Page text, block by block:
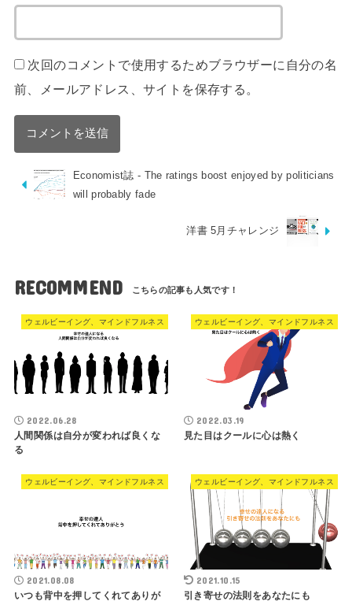
次回のコメントで使用するためブラウザーに自分の名
前、メールアドレス、サイトを保存する。
Economist誌 - The ratings boost enjoyed by politicians
will probably fade
洋書 5月チャレンジ
RECOMMEND
ウェルビーイング、マインドフルネス
2022.06.28
人間関係は自分が変われば良くな
る
ウェルビーイング、マインドフルネス
2022.03.19
見た目はクールに心は熱く
ウェルビーイング、マインドフルネス
2021.08.08
いつも背中を押してくれてありが
ウェルビーイング、マインドフルネス
2021.10.15
引き寄せの法則をあなたにも